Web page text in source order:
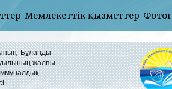
Мемлекеттік қызметтер
Бұланды
жалпы